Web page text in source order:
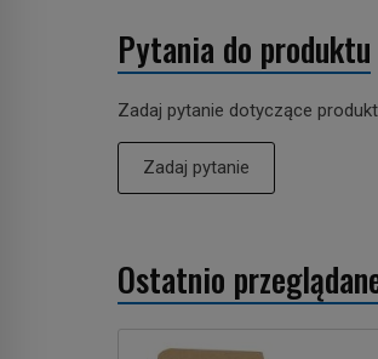
Pytania do produktu
Zadaj pytanie dotyczące
Zadaj pytanie
Ostatnio